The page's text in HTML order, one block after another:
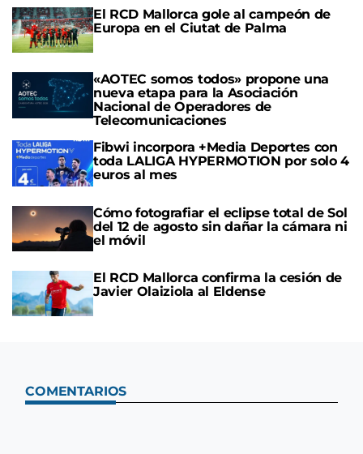
El RCD Mallorca gole al campeón de
Europa en el Ciutat de Palma
«AOTEC somos todos» propone una
nueva etapa para la Asociación
Nacional de Operadores de
Telecomunicaciones
Fibwi incorpora +Media Deportes con
toda LALIGA HYPERMOTION por solo 4
euros al mes
Cómo fotografiar el eclipse total de Sol
del 12 de agosto sin dañar la cámara ni
el móvil
El RCD Mallorca confirma la cesión de
Javier Olaiziola al Eldense
COMENTARIOS